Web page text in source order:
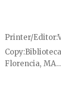
Printer/Editor
Copy
Florencia, MA...